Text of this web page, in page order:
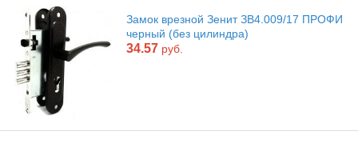
Замок врезной Зенит ЗВ4.009/17 ПРОФИ
черный (без цилиндра)
34.57 руб.